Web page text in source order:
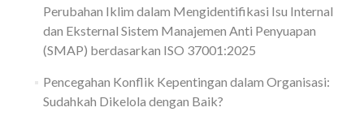
Perubahan Iklim dalam Mengidentifikasi Isu Internal
dan Eksternal Sistem Manajemen Anti Penyuapan
(SMAP) berdasarkan ISO 37001:2025
Pencegahan Konflik Kepentingan dalam Organisasi:
Sudahkah Dikelola dengan Baik?